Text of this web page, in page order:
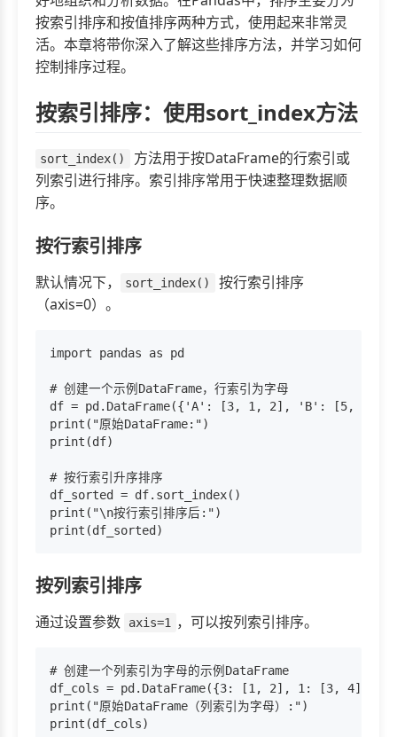
按索引排序和按值排序两种方式，使用起来非常灵
活。本章将带你深入了解这些排序方法，并学习如何
控制排序过程。
按索引排序：使用sort_index方法
sort_index()
方法用于按DataFrame的行索引或
列索引进行排序。索引排序常用于快速整理数据顺
序。
按行索引排序
默认情况下， sort_index()
按行索引排序
（axis=0）。
import pandas as pd
# 创建一个示例DataFrame，行索引为字母
df = pd.DataFrame({'A': [3, 1, 2], 'B': [5,
print("原始DataFrame:")
print(df)
# 按行索引升序排序
df_sorted = df.sort_index()
print("\n按行索引排序后:")
按列索引排序
通过设置参数 axis=1 ，可以按列索引排序。
# 创建一个列索引为字母的示例DataFrame
df_cols = pd.DataFrame({3: [1, 2], 1: [3, 4],
print("原始DataFrame（列索引为字母）:")
print(df_cols)